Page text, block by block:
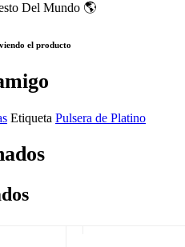
Del Mundo 🌎
el producto
Etiqueta Pulsera de Platino